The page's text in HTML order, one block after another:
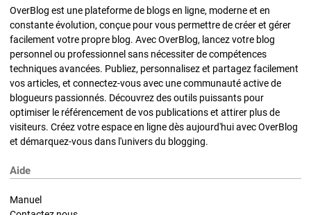
OverBlog est une plateforme de blogs en ligne, moderne et en
constante évolution, conçue pour vous permettre de créer et gérer
facilement votre propre blog. Avec OverBlog, lancez votre blog
personnel ou professionnel sans nécessiter de compétences
techniques avancées. Publiez, personnalisez et partagez facilement
vos articles, et connectez-vous avec une communauté active de
blogueurs passionnés. Découvrez des outils puissants pour
optimiser le référencement de vos publications et attirer plus de
visiteurs. Créez votre espace en ligne dès aujourd'hui avec OverBlog
et démarquez-vous dans l'univers du blogging.
Aide
Manuel